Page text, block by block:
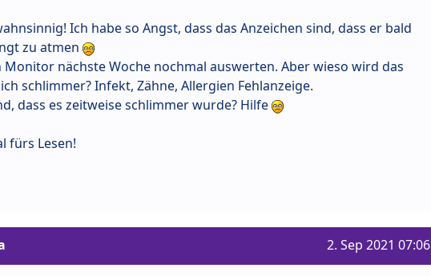
Ich habe so Angst, dass das Anzeichen sind, dass er bald
zu atmen
Monitor nächste Woche nochmal auswerten. Aber wieso wird das
schlimmer? Infekt, Zähne, Allergien Fehlanzeige.
dass es zeitweise schlimmer wurde? Hilfe
fürs Lesen!
2. Sep 2021 07:06